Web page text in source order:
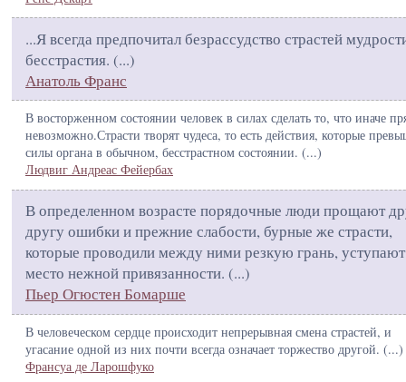
...Я всегда предпочитал безрассудство страстей
бесстрастия. (...)
Анатоль Франс
В восторженном состоянии человек в силах сделать то, что иначе
невозможно.Страсти творят чудеса, то есть действия, которые
силы органа в обычном, бесстрастном состоянии. (...)
Людвиг Андреас Фейербах
В определенном возрасте порядочные люди прощают
другу ошибки и прежние слабости, бурные же страсти,
которые проводили между ними резкую грань, уступают
место нежной привязанности. (...)
Пьер Огюстен Бомарше
В человеческом сердце происходит непрерывная смена страстей, и
угасание одной из них почти всегда означает торжество другой. (...)
Франсуа де Ларошфуко